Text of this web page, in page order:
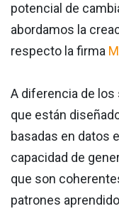
potencial de
abordamos la
respecto la firma
A diferencia de
que están
basadas en datos
capacidad de
que son
patrones